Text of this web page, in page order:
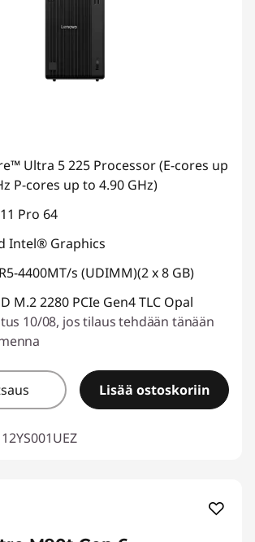
Ultra 5 225 Processor (E-cores up
P-cores up to 4.90 GHz)
Pro 64
Intel® Graphics
4400MT/s (UDIMM)(2 x 8 GB)
M.2 2280 PCIe Gen4 TLC Opal
10/08, jos tilaus tehdään tänään
Lisää ostoskoriin
12YS001UEZ